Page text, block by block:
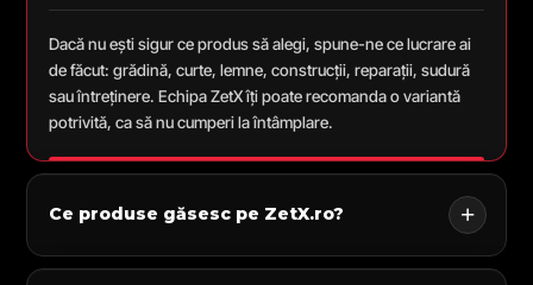
Dacă nu ești sigur ce produs să alegi, spune-ne ce lucrare ai
de făcut: grădină, curte, lemne, construcții, reparații, sudură
sau întreținere. Echipa ZetX îți poate recomanda o variantă
potrivită, ca să nu cumperi la întâmplare.
Ce produse găsesc pe ZetX.ro?